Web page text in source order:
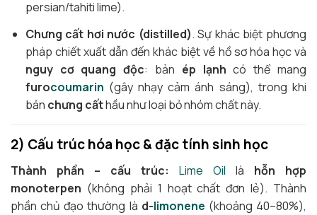
persian/tahiti lime).
Chưng cất hơi nước (distilled). Sự khác biệt phương
pháp chiết xuất dẫn đến khác biệt về hồ sơ hóa học và
nguy cơ quang độc: bản ép lạnh có thể mang
furocoumarin (gây nhạy cảm ánh sáng), trong khi
bản chưng cấthầu như loại bỏ nhóm chất này.
2) Cấu trúc hóa học & đặc tính sinh học
Thành phần – cấu trúc: Lime Oil là hỗn hợp
monoterpen (không phải 1 hoạt chất đơn lẻ). Thành
phần chủ đạo thường là d-limonene (khoảng 40–80%),